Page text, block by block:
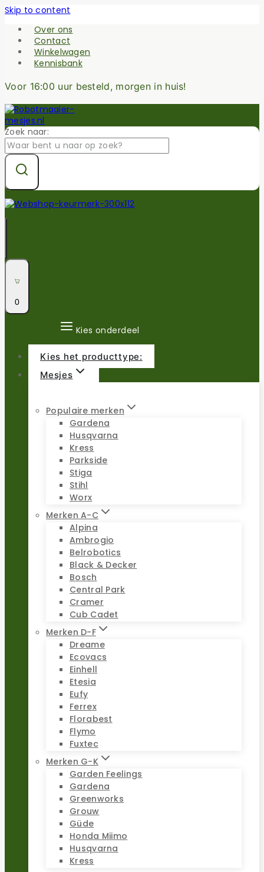
Skip to content
Over ons
Contact
Winkelwagen
Kennisbank
Voor 16:00 uur besteld, morgen in huis!
Zoek naar:
0
Kies onderdeel
Kies het producttype:
Mesjes
Populaire merken
Gardena
Husqvarna
Kress
Parkside
Stiga
Stihl
Worx
Merken A-C
Alpina
Ambrogio
Belrobotics
Black & Decker
Bosch
Central Park
Cramer
Cub Cadet
Merken D-F
Dreame
Ecovacs
Einhell
Etesia
Eufy
Ferrex
Florabest
Flymo
Fuxtec
Merken G-K
Garden Feelings
Gardena
Greenworks
Grouw
Güde
Honda Miimo
Husqvarna
Kress